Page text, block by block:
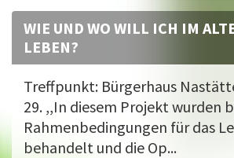
WIE UND WO WILL ICH IM
LEBEN?
Treffpunkt: Bürgerhaus
29. ,,In diesem Projekt wurden
Rahmenbedingungen für das
behandelt und die Op...